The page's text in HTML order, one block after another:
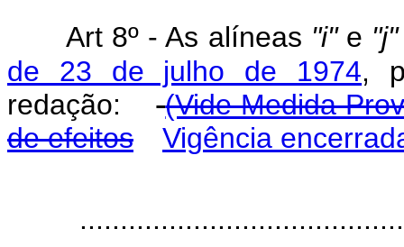
Art 8º - As alíneas "i" e "j"
de 23 de julho de 1974,
redação: (Vide Medida
de efeitos
Vigência